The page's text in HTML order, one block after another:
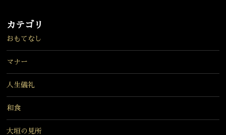
カテゴリ
おもてなし
マナー
人生儀礼
和食
大垣の見所